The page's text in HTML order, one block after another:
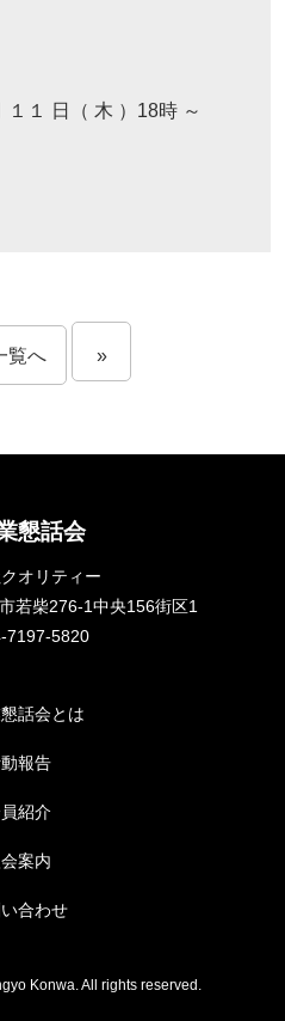
１ 日（ 木 ）18時 ～
覧へ »
懇話会
オリティー
若柴276-1中央156街区1
7197-5820
話会とは
報告
紹介
会案内
合わせ
Konwa. All rights reserved.